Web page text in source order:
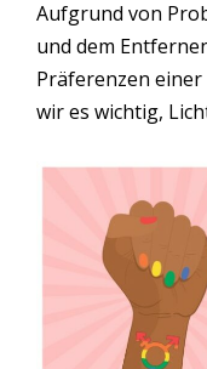
Aufgrund von
und dem
Präferenzen
wir es wichtig,